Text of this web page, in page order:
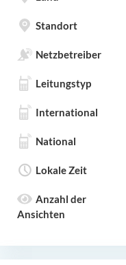
Standort
Netzbetreiber
Leitungstyp
International
National
Lokale Zeit
Anzahl der
Ansichten